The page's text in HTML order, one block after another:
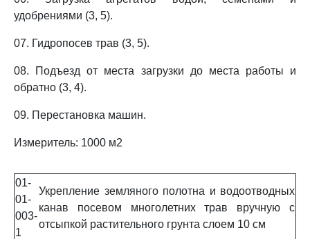
удобрениями (3, 5).
07. Гидропосев трав (3, 5).
08. Подъезд от места загрузки до места работы и
обратно (3, 4).
09. Перестановка машин.
Измеритель: 1000 м2
01-
01-
003-
1
Укрепление земляного полотна и водоотводных
канав посевом многолетних трав вручную с
отсыпкой растительного грунта слоем 10 см